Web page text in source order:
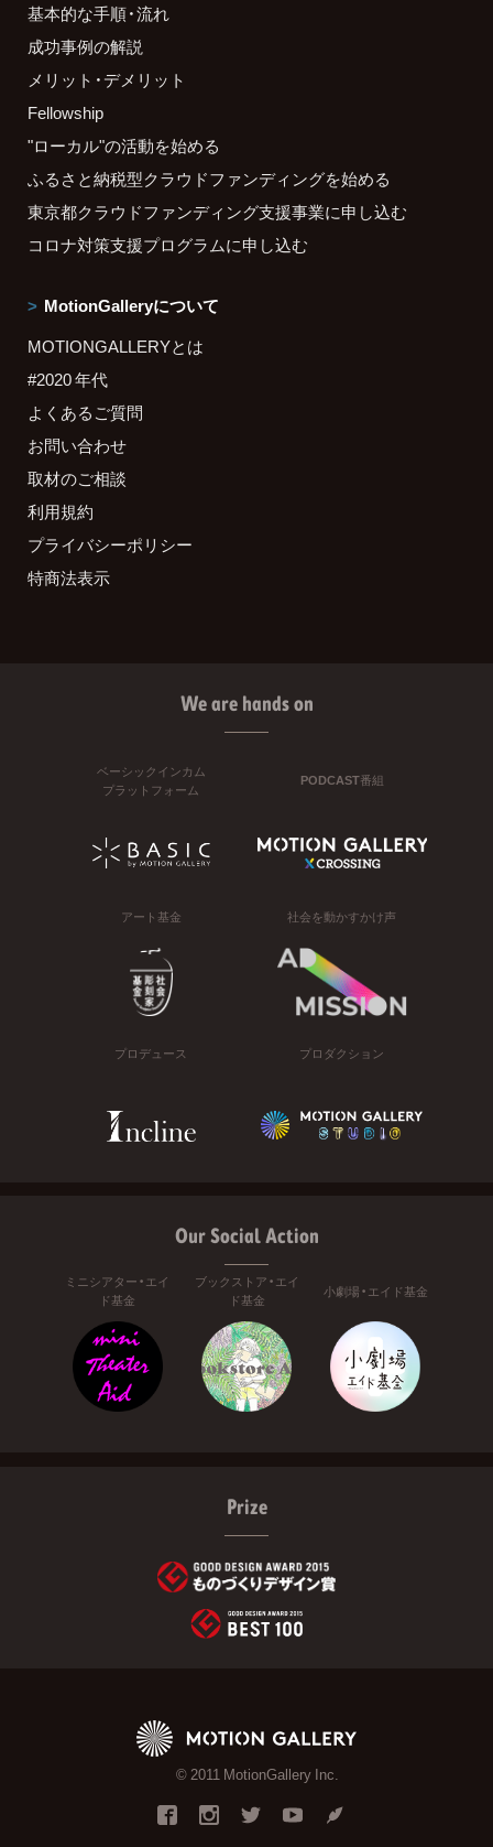
基本的な手順・流れ
成功事例の解説
メリット・デメリット
Fellowship
"ローカル"の活動を始める
ふるさと納税型クラウドファンディングを始める
東京都クラウドファンディング支援事業に申し込む
コロナ対策支援プログラムに申し込む
MotionGalleryについて
MOTIONGALLERYとは
#2020 年代
よくあるご質問
お問い合わせ
取材のご相談
利用規約
プライバシーポリシー
特商法表示
We are hands on
ベーシックインカム
プラットフォーム
PODCAST番組
アート基金 社会を動かすかけ声
プロデュース プロダクション
Our Social Action
ミニシアター・エイ
ド基金
ブックストア・エイ
ド基金
小劇場・エイド基金
Prize
© 2011 MotionGallery Inc.